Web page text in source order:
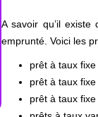
A savoir qu’il
emprunté. Voici les
prêt à taux
prêt à taux
prêt à taux